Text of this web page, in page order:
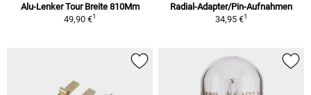
Alu-Lenker Tour Breite 810Mm
49,90 €1
Radial-Adapter/Pin-Aufnahmen
34,95 €1